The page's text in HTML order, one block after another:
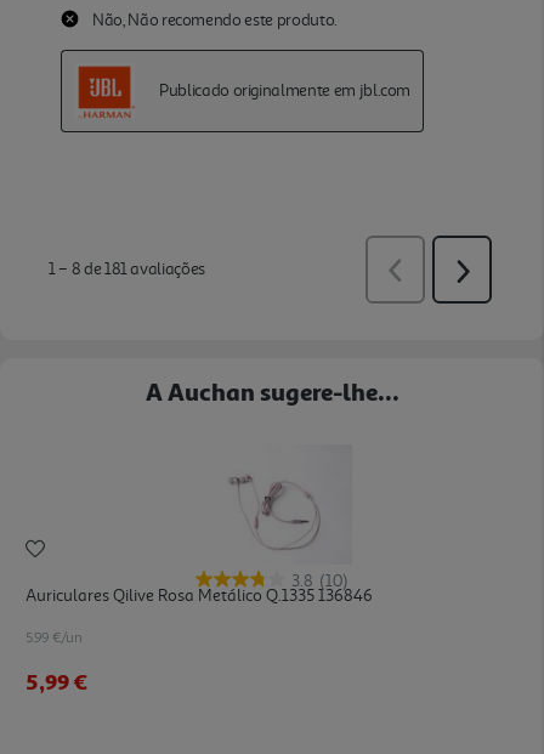
A Auchan sugere-lhe...
3.8 (10)
Auriculares Qilive Rosa Metálico Q.1335 136846
5.99 €/un
5,99 €